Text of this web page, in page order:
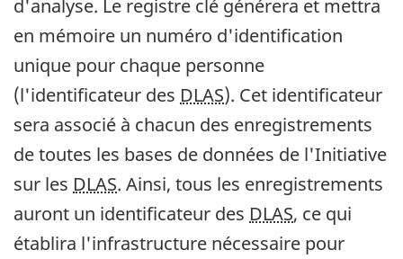
d'analyse. Le registre clé générera et mettra
en mémoire un numéro d'identification
unique pour chaque personne
(l'identificateur des DLAS). Cet identificateur
sera associé à chacun des enregistrements
de toutes les bases de données de l'Initiative
sur les DLAS. Ainsi, tous les enregistrements
auront un identificateur des DLAS, ce qui
établira l'infrastructure nécessaire pour